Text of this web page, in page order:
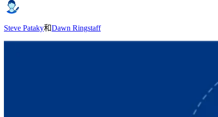
Steve Pataky和Dawn Ringstaff